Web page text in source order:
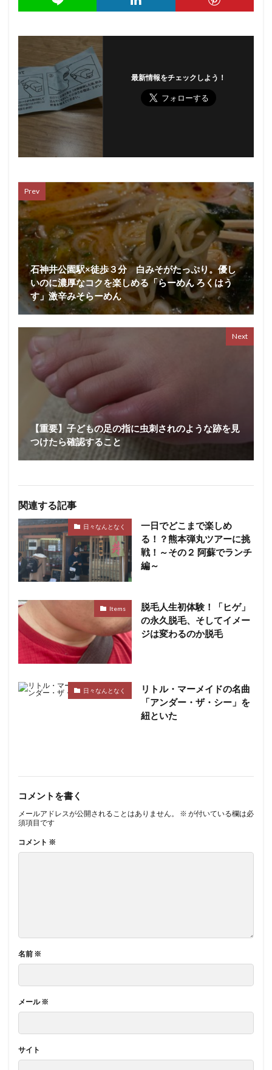
最新情報をチェックしよう！
Prev
石神井公園駅×徒歩３分 白みそがたっぷり。優し
いのに濃厚なコクを楽しめる「らーめん ろくはう
す」激辛みそらーめん
Next
【重要】子どもの足の指に虫刺されのような跡を見
つけたら確認すること
関連する記事
日々なんとなく
一日でどこまで楽しめ
る！？熊本弾丸ツアーに挑
戦！～その２ 阿蘇でランチ
編～
Items
脱毛人生初体験！「ヒゲ」
の永久脱毛、そしてイメー
ジは変わるのか脱毛
日々なんとなく
リトル・マーメイドの名曲
「アンダー・ザ・シー」を
紐といた
コメントを書く
メールアドレスが公開されることはありません。 ※ が付いている欄は必
須項目です
コメント ※
名前 ※
メール※
サイト